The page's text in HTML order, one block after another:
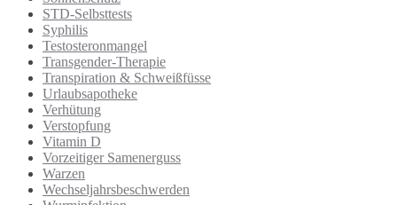
STD-Selbsttests
Syphilis
Testosteronmangel
Transgender-Therapie
Transpiration & Schweißfüsse
Urlaubsapotheke
Verhütung
Verstopfung
Vitamin D
Vorzeitiger Samenerguss
Warzen
Wechseljahrsbeschwerden